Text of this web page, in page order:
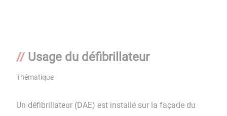
Usage du défibrillateur
Thématique
Un défibrillateur (DAE) est installé sur la façade du